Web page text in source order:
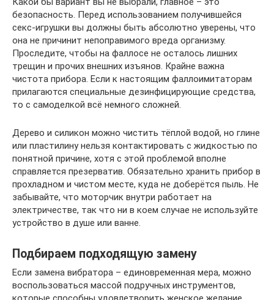
безопасность. Перед использованием получившейся
секс-игрушки вы должны быть абсолютно уверены, что
она не причинит непоправимого вреда организму.
Проследите, чтобы на фаллосе не осталось лишних
трещин и прочих внешних изъянов. Крайне важна
чистота прибора. Если к настоящим фаллоимитаторам
прилагаются специальные дезинфицирующие средства,
то с самоделкой всё немного сложней.
Дерево и силикон можно чистить тёплой водой, но глине
или пластилину нельзя контактировать с жидкостью по
понятной причине, хотя с этой проблемой вполне
справляется презерватив. Обязательно хранить прибор в
прохладном и чистом месте, куда не доберётся пыль. Не
забывайте, что моторчик внутри работает на
электричестве, так что ни в коем случае не используйте
устройство в душе или ванне.
Подбираем подходящую замену
Если замена вибратора – единовременная мера, можно
воспользоваться массой подручных инструментов,